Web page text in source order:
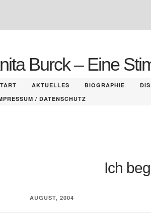
Burck – Eine
AKTUELLES BIOGRAPHIE
/ DATENSCHUTZ
Ich
AUGUST, 2004